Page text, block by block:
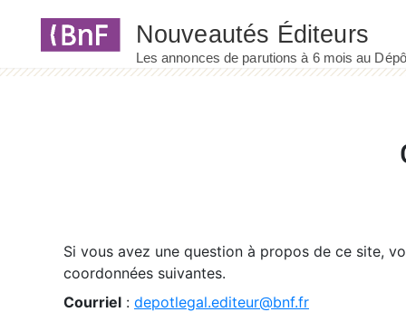
Si vous avez une question à propos de ce site,
coordonnées suivantes.
Courriel : depotlegal.editeur@bnf.fr